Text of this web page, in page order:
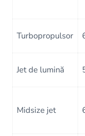
Turbopropulsor
Jet de lumină
Midsize jet